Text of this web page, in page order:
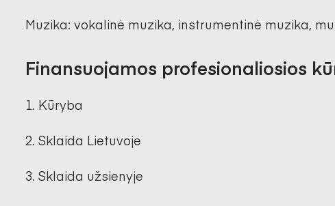
Muzika: vokalinė muzika, instrumentinė muzika,
Finansuojamos profesionaliosios
Kūryba
Sklaida Lietuvoje
Sklaida užsienyje